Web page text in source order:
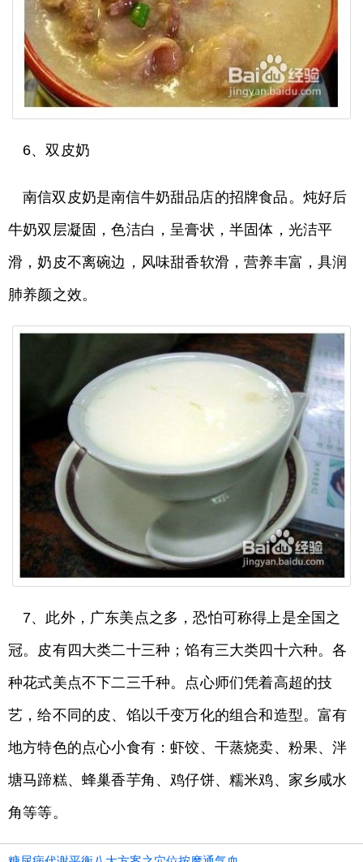
6、双皮奶
​​南信双皮奶是南信牛奶甜品店的招牌食品。炖好后
牛奶双层凝固，色洁白，呈膏状，半固体，光洁平
滑，奶皮不离碗边，风味甜香软滑，营养丰富，具润
肺养颜之效。
7、​此外，广东美点之多，恐怕可称得上是全国之
冠。皮有四大类二十三种；馅有三大类四十六种。各
种花式美点不下二三千种。点心师们凭着高超的技
艺，给不同的皮、馅以千变万化的组合和造型。富有
地方特色的点心小食有：虾饺、干蒸烧卖、粉果、泮
塘马蹄糕、蜂巢香芋角、鸡仔饼、糯米鸡、家乡咸水
角等等。